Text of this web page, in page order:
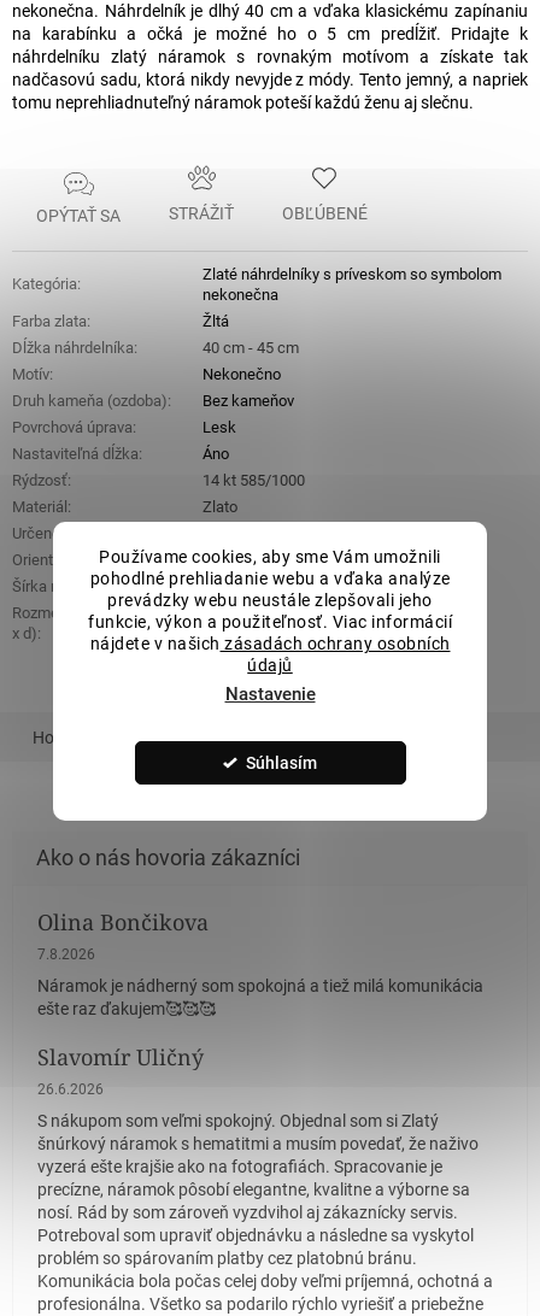
Používame cookies, aby sme Vám umožnili
pohodlné prehliadanie webu a vďaka analýze
prevádzky webu neustále zlepšovali jeho
funkcie, výkon a použiteľnosť. Viac informácií
nájdete v našich zásadách ochrany osobních
údajů
Nastavenie
Súhlasím
nekonečna. Náhrdelník je dlhý 40 cm a vďaka klasickému zapínaniu
na karabínku a očká je možné ho o 5 cm predĺžiť. Pridajte k
náhrdelníku zlatý náramok s rovnakým motívom a získate tak
nadčasovú sadu, ktorá nikdy nevyjde z módy. Tento jemný, a napriek
tomu neprehliadnuteľný náramok poteší každú ženu aj slečnu.
OPÝTAŤ SA STRÁŽIŤ OBĽÚBENÉ
Kategória:
Zlaté náhrdelníky s príveskom so symbolom
nekonečna
Farba zlata:
Žltá
Dĺžka náhrdelníka:
40 cm - 45 cm
Motív:
Nekonečno
Druh kameňa (ozdoba):
Bez kameňov
Povrchová úprava:
Lesk
Nastaviteľná dĺžka:
Áno
Rýdzosť:
14 kt 585/1000
Materiál :
Zlato
Určené pre
Orientačná hmotnosť:
1,21 g
Šírka retiazky:
0,8 mm
Rozmery ozdobnej časti (š
x d):
4 mm x 11 mm
Hodnotenie Podobný tovar Súvisiaci tovar
Olina Bončikova
Hodnotenie obchodu je 5 z 5 hviezdičiek.
7.8.2026
Náramok je nádherný som spokojná a tiež milá komunikácia
ešte raz ďakujem🥰🥰🥰
Slavomír Uličný
Hodnotenie obchodu je 5 z 5 hviezdičiek.
26.6.2026
S nákupom som veľmi spokojný. Objednal som si Zlatý
šnúrkový náramok s hematitmi a musím povedať, že naživo
vyzerá ešte krajšie ako na fotografiách. Spracovanie je
precízne, náramok pôsobí elegantne, kvalitne a výborne sa
nosí. Rád by som zároveň vyzdvihol aj zákaznícky servis.
Potreboval som upraviť objednávku a následne sa vyskytol
problém so spárovaním platby cez platobnú bránu.
Komunikácia bola počas celej doby veľmi príjemná, ochotná a
profesionálna. Všetko sa podarilo rýchlo vyriešiť a priebežne